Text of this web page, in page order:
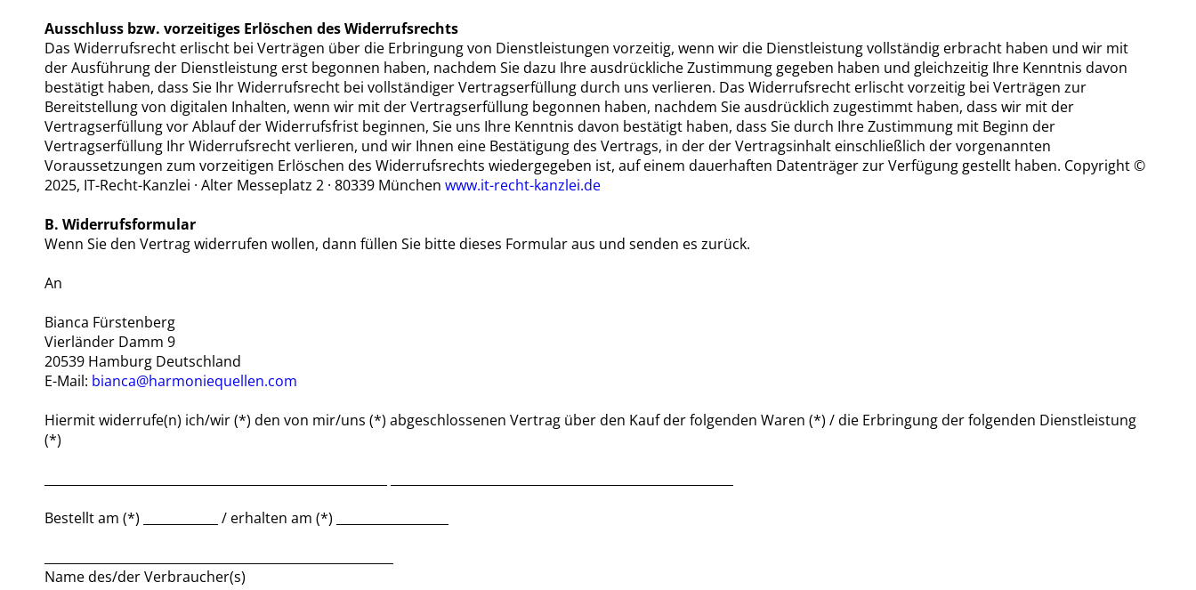
Ausschluss bzw. vorzeitiges Erlöschen des Widerrufsrechts
Das Widerrufsrecht erlischt bei Verträgen über die Erbringung von Dienstleistungen vorzeitig, wenn wir die Dienstleistung vollständig erbracht haben und wir mit
der Ausführung der Dienstleistung erst begonnen haben, nachdem Sie dazu Ihre ausdrückliche Zustimmung gegeben haben und gleichzeitig Ihre Kenntnis davon
bestätigt haben, dass Sie Ihr Widerrufsrecht bei vollständiger Vertragserfüllung durch uns verlieren. Das Widerrufsrecht erlischt vorzeitig bei Verträgen zur
Bereitstellung von digitalen Inhalten, wenn wir mit der Vertragserfüllung begonnen haben, nachdem Sie ausdrücklich zugestimmt haben, dass wir mit der
Vertragserfüllung vor Ablauf der Widerrufsfrist beginnen, Sie uns Ihre Kenntnis davon bestätigt haben, dass Sie durch Ihre Zustimmung mit Beginn der
Vertragserfüllung Ihr Widerrufsrecht verlieren, und wir Ihnen eine Bestätigung des Vertrags, in der der Vertragsinhalt einschließlich der vorgenannten
Voraussetzungen zum vorzeitigen Erlöschen des Widerrufsrechts wiedergegeben ist, auf einem dauerhaften Datenträger zur Verfügung gestellt haben. Copyright ©
2025, IT-Recht-Kanzlei · Alter Messeplatz 2 · 80339 München www.it-recht-kanzlei.de
B. Widerrufsformular
Wenn Sie den Vertrag widerrufen wollen, dann füllen Sie bitte dieses Formular aus und senden es zurück.
An
Bianca Fürstenberg
Vierländer Damm 9
20539 Hamburg Deutschland
E-Mail: bianca@harmoniequellen.com
Hiermit widerrufe(n) ich/wir (*) den von mir/uns (*) abgeschlossenen Vertrag über den Kauf der folgenden Waren (*) / die Erbringung der folgenden Dienstleistung
(*)
Bestellt am (*) ____________ / erhalten am (*) __________________
Name des/der Verbraucher(s)